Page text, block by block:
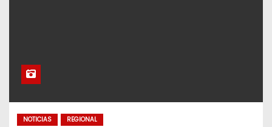
NOTICIAS REGIONAL